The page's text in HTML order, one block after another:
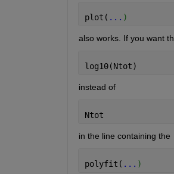
plot( ... )
also works. If you want
log10(Ntot)
instead of
Ntot
in the line containing the
polyfit( ... )